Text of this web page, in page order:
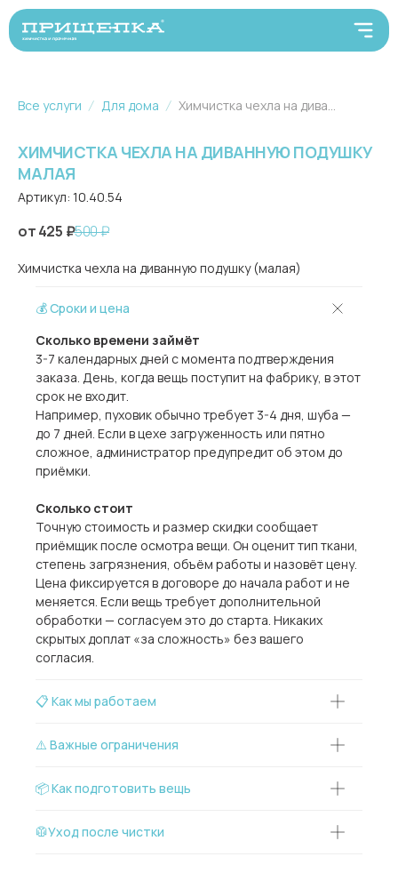
Все услуги Для дома Химчистка чехла на диванную подушку малая
ХИМЧИСТКА ЧЕХЛА НА ДИВАННУЮ ПОДУШКУ
МАЛАЯ
Артикул: 10.40.54
425 ₽500₽
Химчистка чехла на диванную подушку (малая)
💰 Сроки и цена
Сколько времени займёт
3-7 календарных дней с момента подтверждения
заказа. День, когда вещь поступит на фабрику, в этот
срок не входит.
Например, пуховик обычно требует 3-4 дня, шуба —
до 7 дней. Если в цехе загруженность или пятно
сложное, администратор предупредит об этом до
приёмки.
Сколько стоит
Точную стоимость и размер скидки сообщает
приёмщик после осмотра вещи. Он оценит тип ткани,
степень загрязнения, объём работы и назовёт цену.
Цена фиксируется в договоре до начала работ и не
меняется. Если вещь требует дополнительной
обработки — согласуем это до старта. Никаких
скрытых доплат «за сложность» без вашего
согласия.
📋 Как мы работаем
⚠️ Важные ограничения
📦 Как подготовить вещь
🥼Уход после чистки